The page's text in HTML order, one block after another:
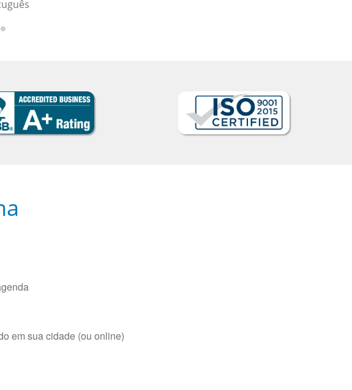
em sua cidade (ou online)